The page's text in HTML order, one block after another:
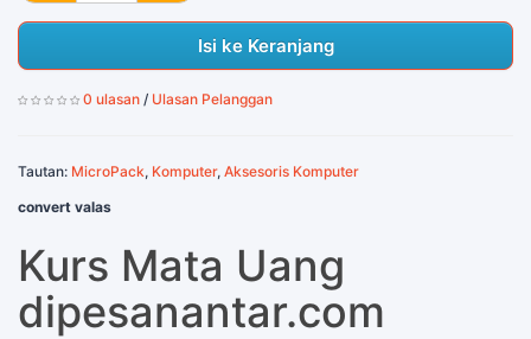
Isi ke Keranjang
0 ulasan / Ulasan Pelanggan
Tautan: MicroPack, Komputer, Aksesoris Komputer
convert valas
Kurs Mata Uang
dipesanantar.com